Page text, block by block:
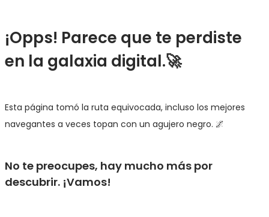
¡Opps! Parece que te perdiste
en la galaxia digital.🚀
Esta página tomó la ruta equivocada, incluso los mejores
navegantes a veces topan con un agujero negro. 🌌
No te preocupes, hay mucho más por
descubrir. ¡Vamos!